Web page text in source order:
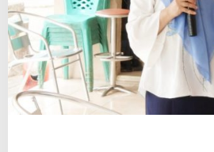
o
n
g
T
r